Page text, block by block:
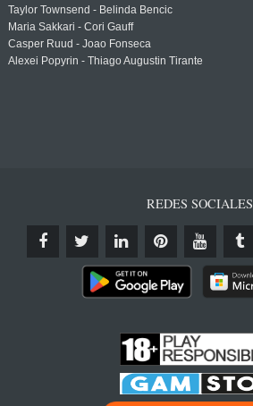
Taylor Townsend - Belinda Bencic
Maria Sakkari - Cori Gauff
Casper Ruud - Joao Fonseca
Alexei Popyrin - Thiago Augustin Tirante
REDES SOCIALES